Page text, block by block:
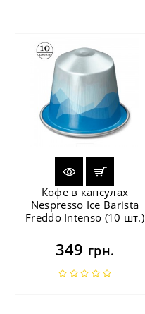
Кофе в капсулах
Nespresso Ice Barista
Freddo Intenso (10 шт.)
349 грн.